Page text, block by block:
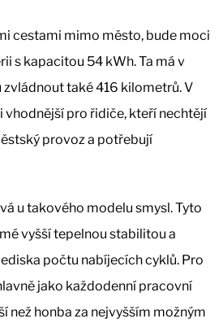
cestami mimo město, bude moci
s kapacitou 54 kWh. Ta má v
také 416 kilometrů. V
vhodnější pro řidiče, kteří nechtějí
provoz a potřebují
u takového modelu smysl. Tyto
vyšší tepelnou stabilitou a
počtu nabíjecích cyklů. Pro
jako každodenní pracovní
než honba za nejvyšším možným